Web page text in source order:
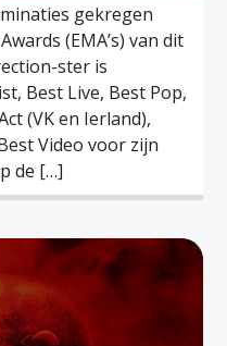
gekregen
(EMA’s) van dit
ster is
Best Live, Best Pop,
(VK en Ierland),
Video voor zijn
de […]